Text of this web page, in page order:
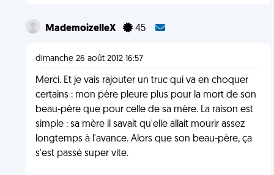
MademoizelleX 45
dimanche 26 août 2012 16:57
Merci. Et je vais rajouter un truc qui va en choquer
certains : mon père pleure plus pour la mort de son
beau-père que pour celle de sa mère. La raison est
simple : sa mère il savait qu'elle allait mourir assez
longtemps à l'avance. Alors que son beau-père, ça
s'est passé super vite.